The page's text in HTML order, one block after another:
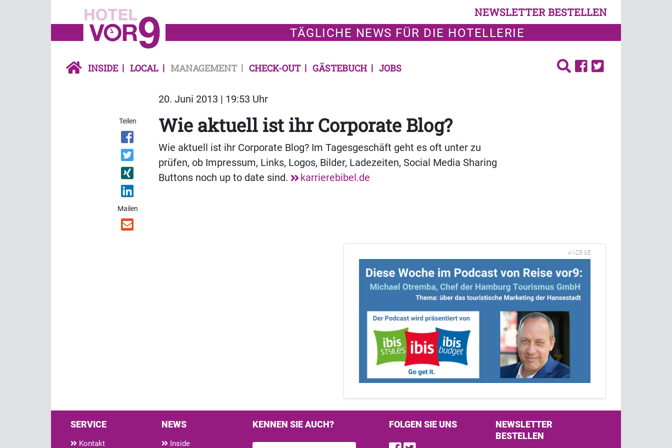
NEWSLETTER BESTELLEN
TÄGLICHE NEWS FÜR DIE HOTELLERIE
INSIDE LOCAL MANAGEMENT CHECK-OUT GÄSTEBUCH JOBS
20. Juni 2013 | 19:53 Uhr
Teilen
Mailen
Wie aktuell ist ihr Corporate Blog?
Wie aktuell ist ihr Corporate Blog? Im Tagesgeschäft geht es oft unter zu
prüfen, ob Impressum, Links, Logos, Bilder, Ladezeiten, Social Media Sharing
Buttons noch up to date sind.
karrierebibel.de
ANZEIGE
SERVICE
Kontakt
NEWS
Inside
KENNEN SIE AUCH? FOLGEN SIE UNS
NEWSLETTER
BESTELLEN